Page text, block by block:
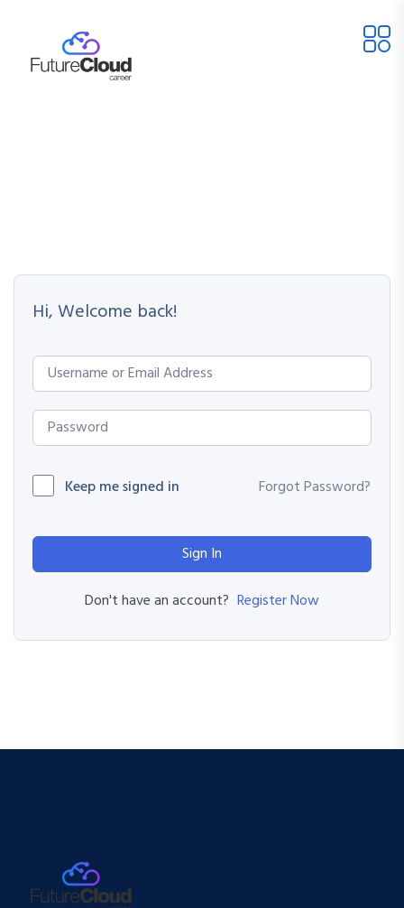
Hi, Welcome back!
Keep me signed in Forgot Password?
Sign In
Don't have an account? Register Now